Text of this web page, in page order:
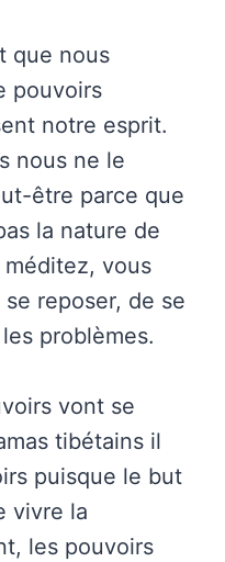
que nous
pouvoirs
notre esprit.
nous ne le
être parce que
la nature de
vous
reposer, de se
problèmes.
vont se
tibétains il
puisque le but
vivre la
les pouvoirs